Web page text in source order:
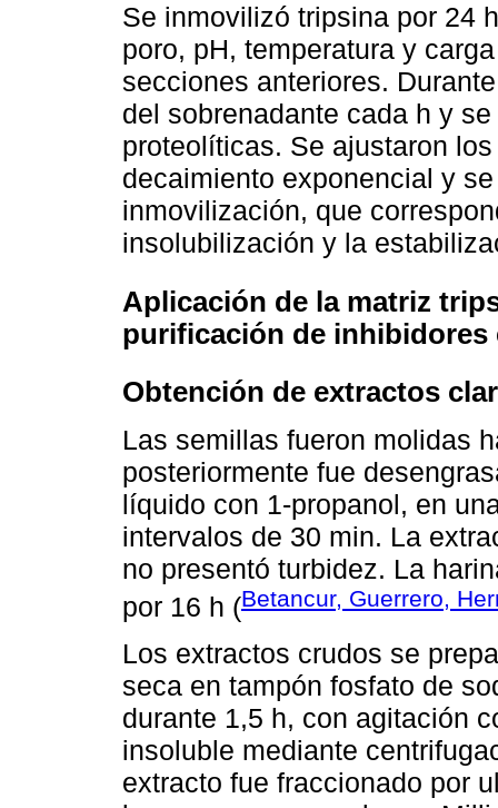
Se inmovilizó tripsina por 24
poro, pH, temperatura y
secciones anteriores.
del sobrenadante cada h y
proteolíticas. Se ajustaron
decaimiento exponencial y
inmovilización, que
insolubilización y la
Aplicación de la matriz
purificación de inhibidores
Obtención de extractos
Las semillas fueron molidas
posteriormente fue
líquido con 1-propanol, en
intervalos de 30 min. La
no presentó turbidez. La
por 16 h (Betancur, Guerrero,
Los extractos crudos se
seca en tampón fosfato de
durante 1,5 h, con agitación
insoluble mediante
extracto fue fraccionado por